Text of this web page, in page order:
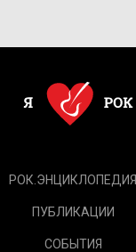
РОК.ЭНЦИКЛОПЕДИЯ
ПУБЛИКАЦИИ
СОБЫТИЯ